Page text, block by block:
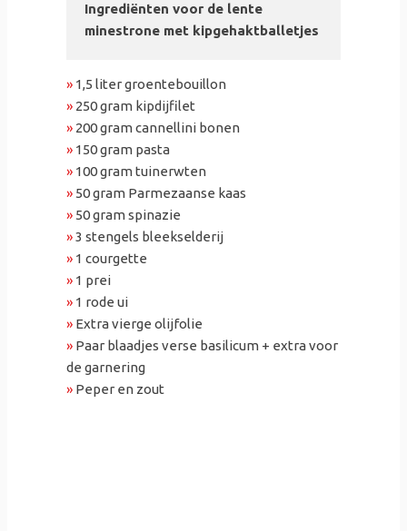
Ingrediënten voor de lente
minestrone met kipgehaktballetjes
» 1,5 liter groentebouillon
» 250 gram kipdijfilet
» 200 gram cannellini bonen
» 150 gram pasta
» 100 gram tuinerwten
» 50 gram Parmezaanse kaas
» 50 gram spinazie
»3 stengels bleekselderij
» 1 courgette
» 1 prei
» 1 rode ui
» Extra vierge olijfolie
» Paar blaadjes verse basilicum + extra voor
de garnering
» Peper en zout